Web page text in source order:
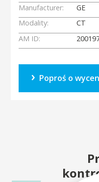
Manufacturer:
GE
Modality:
CT
AM ID:
Poproś o